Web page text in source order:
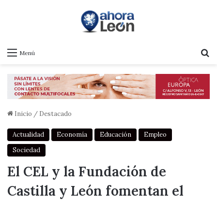
Menú
Inicio / Destacado
Actualidad Economía Educación
Empleo
Sociedad
El CEL y la Fundación de
Castilla y León fomentan el